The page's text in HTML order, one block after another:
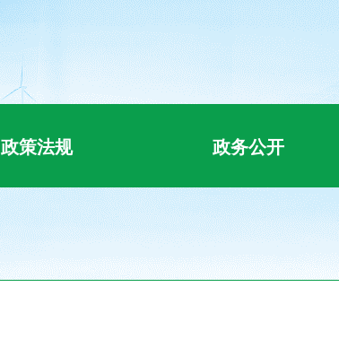
政策法规 政务公开